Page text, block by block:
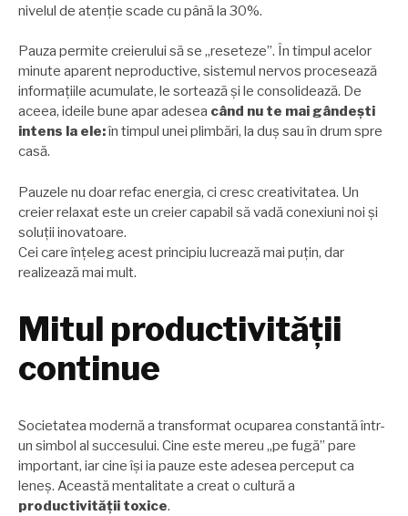
nivelul de atenție scade cu până la 30%.
Pauza permite creierului să se „reseteze”. În timpul acelor
minute aparent neproductive, sistemul nervos procesează
informațiile acumulate, le sortează și le consolidează. De
aceea, ideile bune apar adesea când nu te mai gândești
intens la ele:în timpul unei plimbări, la duș sau în drum spre
casă.
Pauzele nu doar refac energia, ci cresc creativitatea. Un
creier relaxat este un creier capabil să vadă conexiuni noi și
soluții inovatoare.
Cei care înțeleg acest principiu lucrează mai puțin, dar
realizează mai mult.
Mitul productivității
continue
Societatea modernă a transformat ocuparea constantă într-
un simbol al succesului. Cine este mereu „pe fugă” pare
important, iar cine își ia pauze este adesea perceput ca
leneș. Această mentalitate a creat o cultură a
productivității toxice.